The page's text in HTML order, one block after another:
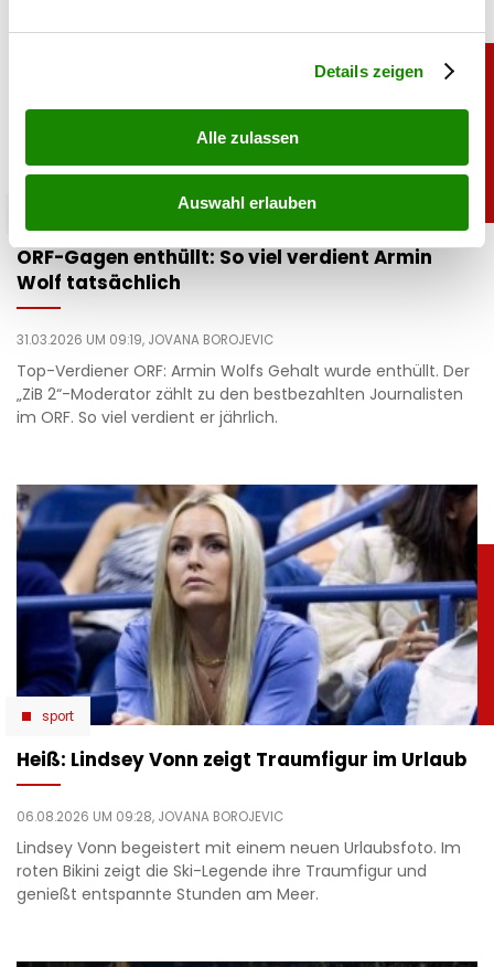
Details zeigen
Alle zulassen
Auswahl erlauben
ORF-Gagen enthüllt: So viel verdient Armin
Wolf tatsächlich
31.03.2026 UM 09:19, JOVANA BOROJEVIC
Top-Verdiener ORF: Armin Wolfs Gehalt wurde enthüllt. Der
„ZiB 2“-Moderator zählt zu den bestbezahlten Journalisten
im ORF. So viel verdient er jährlich.
sport
Heiß: Lindsey Vonn zeigt Traumfigur im Urlaub
06.08.2026 UM 09:28, JOVANA BOROJEVIC
Lindsey Vonn begeistert mit einem neuen Urlaubsfoto. Im
roten Bikini zeigt die Ski-Legende ihre Traumfigur und
genießt entspannte Stunden am Meer.